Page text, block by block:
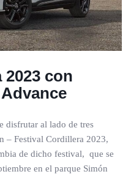
con
disfrutar al lado de tres
– Festival Cordillera 2023,
de dicho festival, que se
en el parque Simón